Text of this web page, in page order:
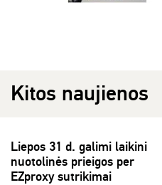
Kitos naujienos
Liepos 31 d. galimi laikini
nuotolinės prieigos per
EZproxy sutrikimai